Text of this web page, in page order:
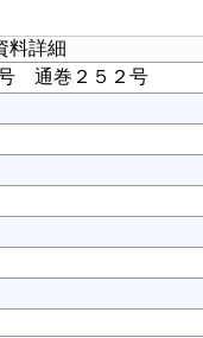
料詳細
通巻２５２号